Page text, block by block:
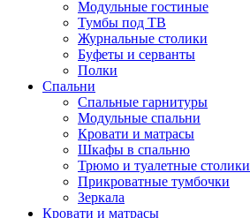
Модульные гостиные
Тумбы под ТВ
Журнальные столики
Буфеты и серванты
Полки
Спальни
Спальные гарнитуры
Модульные спальни
Кровати и матрасы
Шкафы в спальню
Трюмо и туалетные столики
Прикроватные тумбочки
Зеркала
Кровати и матрасы